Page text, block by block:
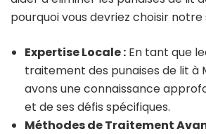
pourquoi vous devriez choisir notre
Expertise Locale : En tant que
traitement des punaises de lit à
avons une connaissance
et de ses défis spécifiques.
Méthodes de Traitement